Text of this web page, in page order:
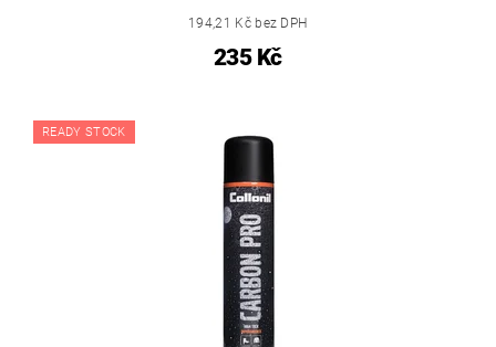
194,21 Kč bez DPH
235 Kč
READY STOCK